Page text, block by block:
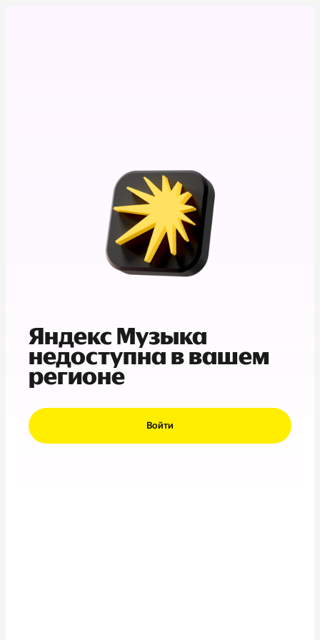
Яндекс Музыка
недоступна в вашем
регионе
Войти